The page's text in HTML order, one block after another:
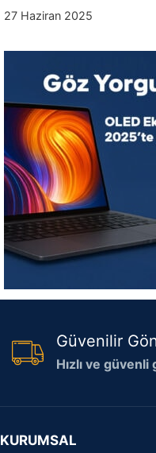
27 Haziran 2025
Güvenilir
Hızlı ve
KURUMSAL